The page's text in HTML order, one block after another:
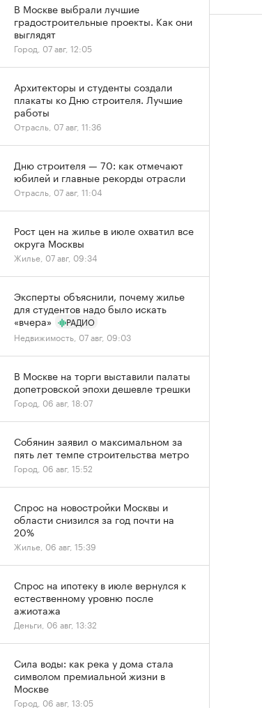
В Москве выбрали лучшие
градостроительные проекты. Как они
выглядят
Город, 07 авг, 12:05
Архитекторы и студенты создали
плакаты ко Дню строителя. Лучшие
работы
Отрасль, 07 авг, 11:36
Дню строителя — 70: как отмечают
юбилей и главные рекорды отрасли
Отрасль, 07 авг, 11:04
Рост цен на жилье в июле охватил все
округа Москвы
Жилье, 07 авг, 09:34
Эксперты объяснили, почему жилье
для студентов надо было искать
«вчера»
РАДИО
Недвижимость, 07 авг, 09:03
В Москве на торги выставили палаты
допетровской эпохи дешевле трешки
Город, 06 авг, 18:07
Собянин заявил о максимальном за
пять лет темпе строительства метро
Город, 06 авг, 15:52
Спрос на новостройки Москвы и
области снизился за год почти на
20%
Жилье, 06 авг, 15:39
Спрос на ипотеку в июле вернулся к
естественному уровню после
ажиотажа
Деньги, 06 авг, 13:32
Сила воды: как река у дома стала
символом премиальной жизни в
Москве
Город, 06 авг, 13:05